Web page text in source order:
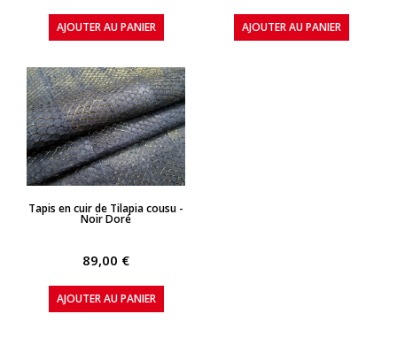
AJOUTER AU PANIER AJOUTER AU PANIER
APERÇU RAPIDE
Tapis en cuir de Tilapia cousu -
Noir Doré
89,00 €
AJOUTER AU PANIER